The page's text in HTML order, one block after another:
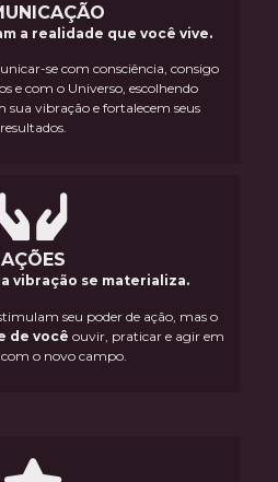
a realidade que você vive.
se com consciência, consigo
e com o Universo, escolhendo
sua vibração e fortalecem seus
resultados.
AÇÕES
vibração se materializa.
seu poder de ação, mas o
de você ouvir, praticar e agir em
o novo campo.